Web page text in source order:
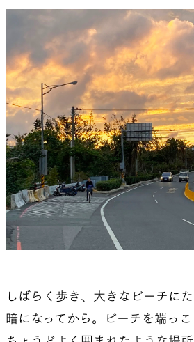
しばらく歩き、大きなビーチに
暗になってから。ビーチを端っこ